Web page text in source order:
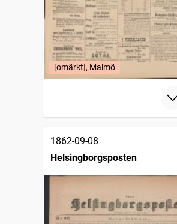
[omärkt], Malmö
1862-09-08
Helsingborgsposten